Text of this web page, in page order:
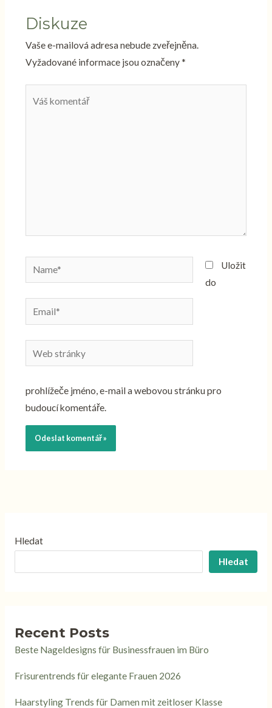
Diskuze
Vaše e-mailová adresa nebude zveřejněna.
Vyžadované informace jsou označeny *
Name*
Email*
Web
stránky
Uložit
do
prohlížeče jméno, e-mail a webovou stránku pro
budoucí komentáře.
Hledat
Hledat
Recent Posts
Beste Nageldesigns für Businessfrauen im Büro
Frisurentrends für elegante Frauen 2026
Haarstyling Trends für Damen mit zeitloser Klasse